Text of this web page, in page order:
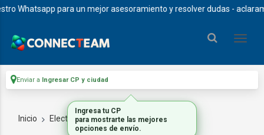
Whatsapp para un mejor asesoramiento y resolver dudas -
Enviar a Ingresar CP y ciudad
Inicio Electrodomesticos CAFETERAS
Ingresa tu CP
para mostrarte las mejores
opciones de envío.